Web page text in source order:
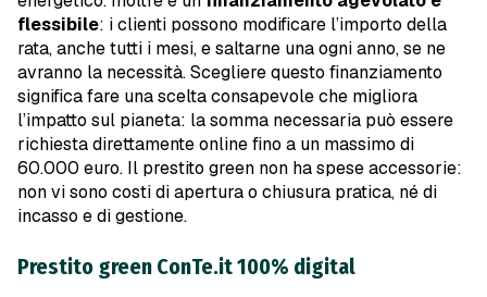
flessibile: i clienti possono modificare l’importo della
rata, anche tutti i mesi, e saltarne una ogni anno, se ne
avranno la necessità. Scegliere questo finanziamento
significa fare una scelta consapevole che migliora
l’impatto sul pianeta: la somma necessaria può essere
richiesta direttamente online fino a un massimo di
60.000 euro. Il prestito green non ha spese accessorie:
non vi sono costi di apertura o chiusura pratica, né di
incasso e di gestione.
Prestito green ConTe.it 100% digital